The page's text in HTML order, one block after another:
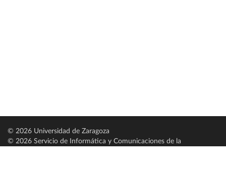
© 2026 Universidad de Zaragoza
© 2026 Servicio de Informática y Comunicaciones de la